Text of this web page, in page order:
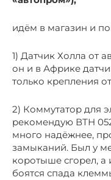
идём в магазин и
1) Датчик Холла от
он и в Африке
только крепления
2) Коммутатор для
рекомендую ВТН
много надёжнее,
замыканий. Был у
коротыше сгорел, а
боятся спада